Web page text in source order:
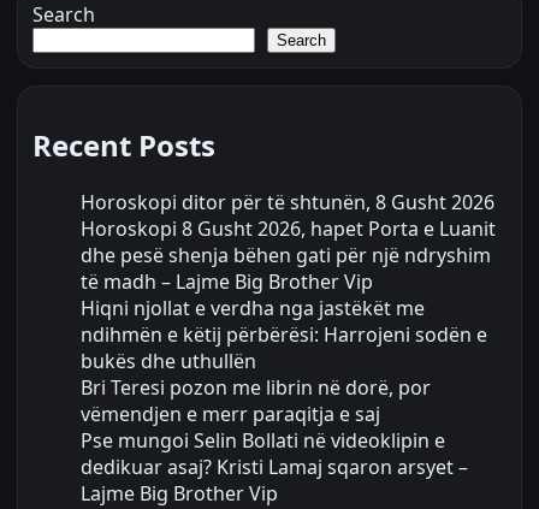
Search
Search
Recent Posts
Horoskopi ditor për të shtunën, 8 Gusht 2026
Horoskopi 8 Gusht 2026, hapet Porta e Luanit
dhe pesë shenja bëhen gati për një ndryshim
të madh – Lajme Big Brother Vip
Hiqni njollat e verdha nga jastëkët me
ndihmën e këtij përbërësi: Harrojeni sodën e
bukës dhe uthullën
Bri Teresi pozon me librin në dorë, por
vëmendjen e merr paraqitja e saj
Pse mungoi Selin Bollati në videoklipin e
dedikuar asaj? Kristi Lamaj sqaron arsyet –
Lajme Big Brother Vip